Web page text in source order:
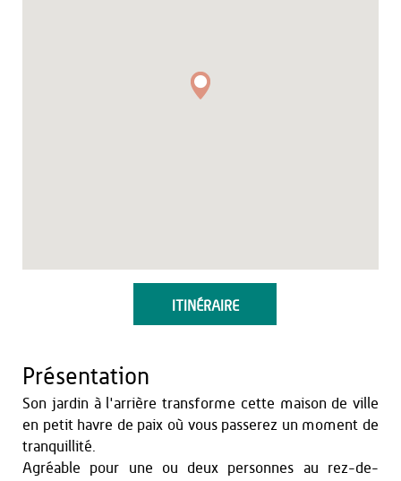
ITINÉRAIRE
Présentation
Son jardin à l'arrière transforme cette maison de ville
en petit havre de paix où vous passerez un moment de
tranquillité.
Agréable pour une ou deux personnes au rez-de-